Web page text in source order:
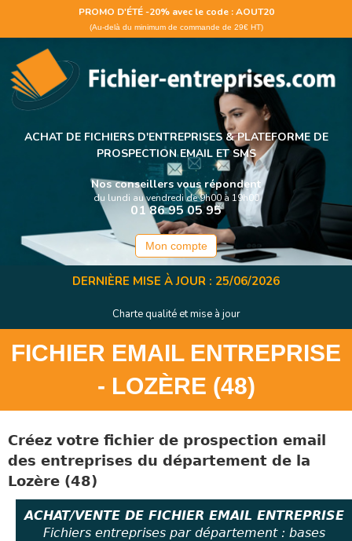
Panneau de gestion des cookies
PROMO D'ÉTÉ -20% avec le code : AOUT20
(Au-delà du minimum de commande de 29€ HT)
ACHAT DE FICHIERS D'ENTREPRISES &PLATEFORME DE
PROSPECTION EMAIL ET SMS
Nos conseillers vous répondent
du lundi au vendredi de 9h00 à 19h00
01 86 95 05 95
Mon compte
DERNIÈRE MISE À JOUR : 25/06/2026
Charte qualité et mise à jour
FICHIER EMAIL ENTREPRISE
- LOZÈRE (48)
Créez votre fichier de prospection email
des entreprises du département de la
Lozère (48)
ACHAT/VENTE DE FICHIER EMAIL ENTREPRISE
Fichiers entreprises par département : bases